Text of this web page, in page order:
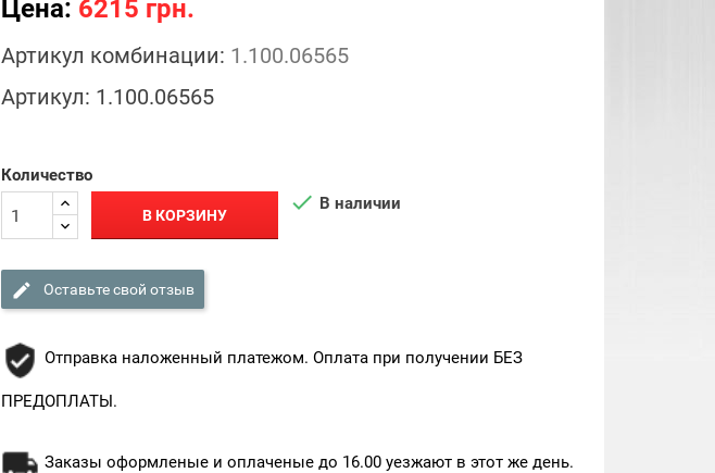
Цена: 6215 грн.
Артикул комбинации: 1.100.06565
Артикул: 1.100.06565
Количество
В КОРЗИНУ  В наличии
Оставьте свой отзыв
Отправка наложенный платежом. Оплата при получении БЕЗ
ПРЕДОПЛАТЫ.
Заказы оформленые и оплаченые до 16.00 уезжают в этот же день.